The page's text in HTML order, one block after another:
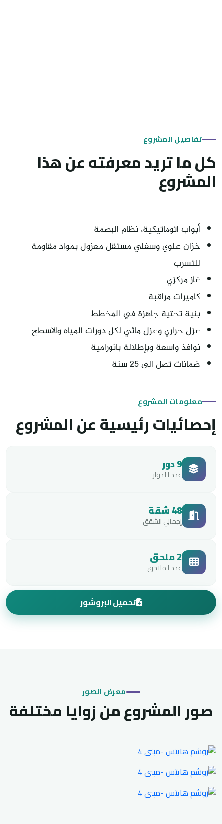
تفاصيل المشروع
كل ما تريد معرفته عن هذا
المشروع
أبواب اتوماتيكية، نظام البصمة
خزان علوي وسفلي مستقل معزول بمواد مقاومة
للتسرب
غاز مركزي
كاميرات مراقبة
بنية تحتية جاهزة في المخطط
عزل حراري وعزل مائي لكل دورات المياه والاسطح
نوافذ واسعة وبإطلالة بانورامية
ضمانات تصل الى ٢٥ سنة
معلومات المشروع
إحصائيات رئيسية عن المشروع
9 دور
عدد الأدوار
48 شقة
إجمالي الشقق
2 ملحق
عدد الملاحق
تحميل البروشور
معرض الصور
صور المشروع من زوايا مختلفة